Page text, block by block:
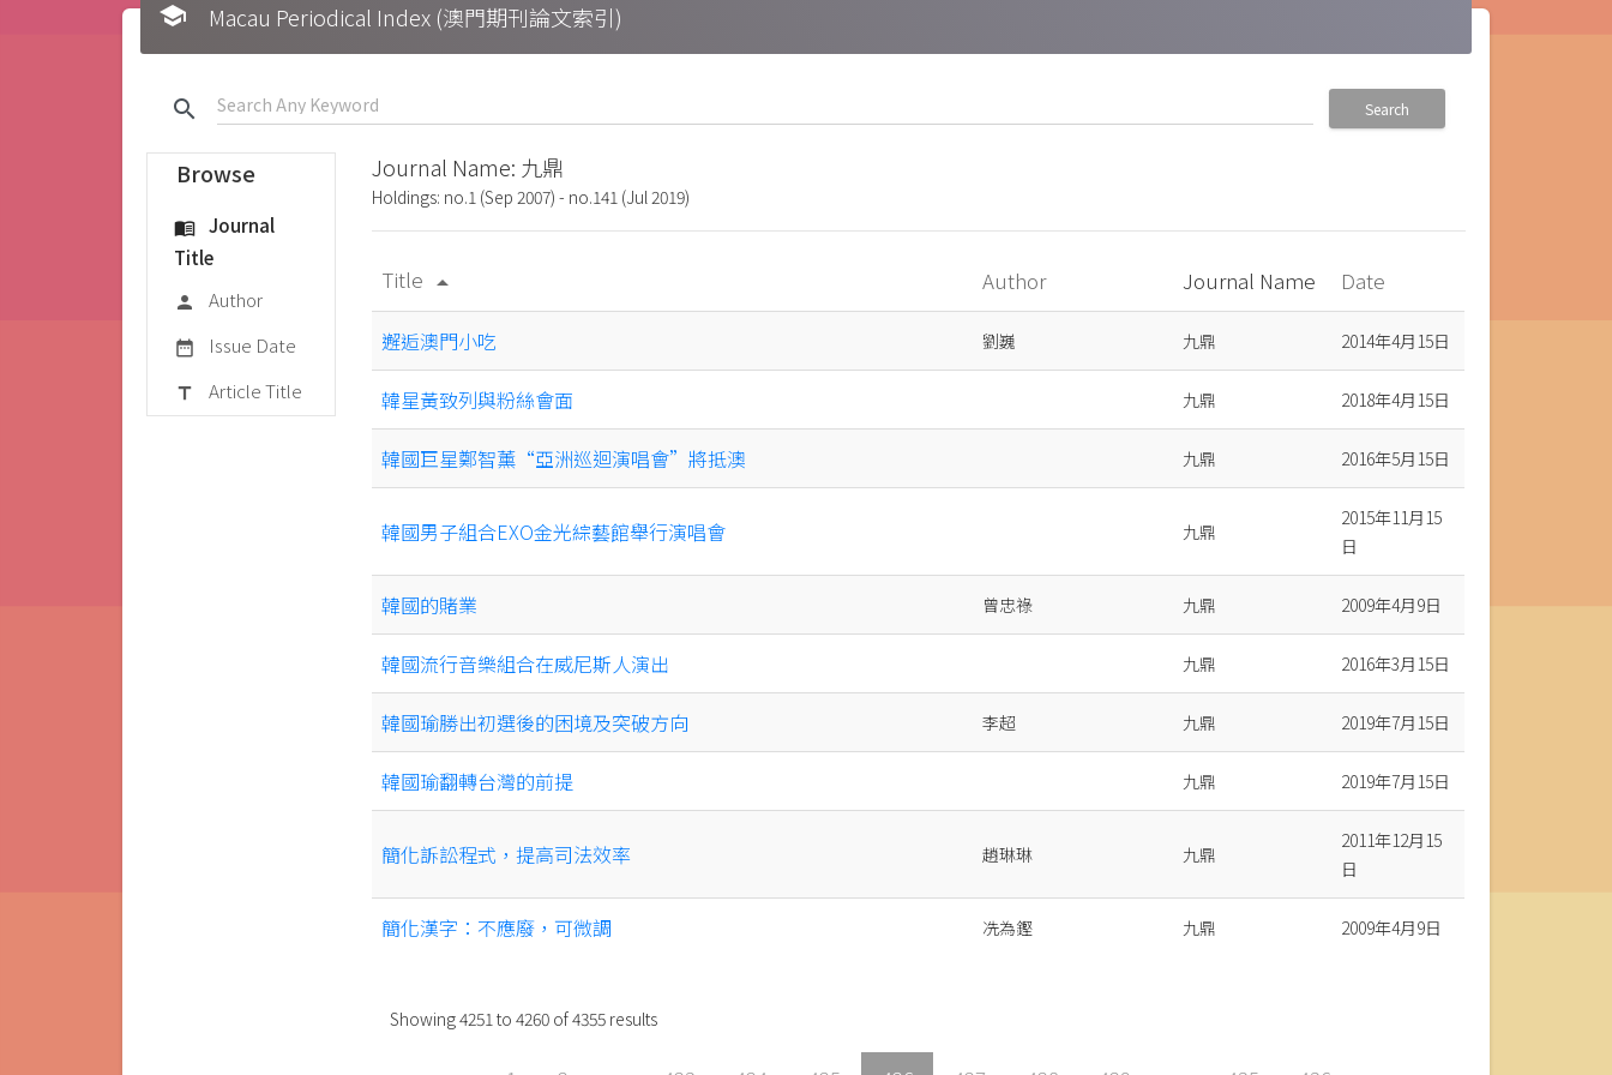
school Macau Periodical Index (澳門期刊論文索引)
search Search
Browse
menu_book
Journal
Title
person Author
date_range Issue Date
title Article Title
Journal Name: 九鼎
Holdings: no.1 (Sep 2007) - no.141 (Jul 2019)
Title arrow_drop_up Author Journal Name Date
邂逅澳門小吃 劉巍 九鼎 2014年4月15日
韓星黃致列與粉絲會面 九鼎 2018年4月15日
韓國巨星鄭智薰“亞洲巡迴演唱會”將抵澳 九鼎 2016年5月15日
韓國男子組合EXO金光綜藝館舉行演唱會 九鼎
2015年11月15
日
韓國的賭業 曾忠祿 九鼎 2009年4月9日
韓國流行音樂組合在威尼斯人演出 九鼎 2016年3月15日
韓國瑜勝出初選後的困境及突破方向 李超 九鼎 2019年7月15日
韓國瑜翻轉台灣的前提 九鼎 2019年7月15日
簡化訴訟程式，提高司法效率 趙琳琳 九鼎
2011年12月15
日
簡化漢字：不應廢，可微調 冼為鏗 九鼎 2009年4月9日
Showing4251to4260 of4355 results